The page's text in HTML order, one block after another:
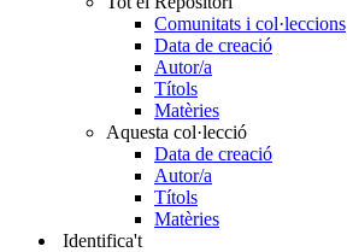
Comunitats i col·leccions
Data de creació
Autor/a
Títols
Matèries
Aquesta col·lecció
Data de creació
Autor/a
Títols
Matèries
Identifica't